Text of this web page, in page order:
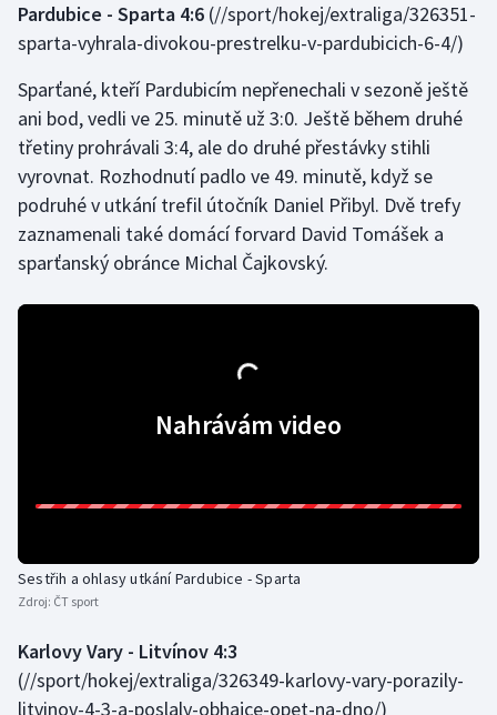
Olympijské hry
Parasport
Plavání
Plážový volejbal
Ragby
Rychlobruslení
Stolní tenis
Triatlon
Vodní slalom
Pardubice - Sparta 4:6 (//sport/hokej/extraliga/326351-
sparta-vyhrala-divokou-prestrelku-v-pardubicich-6-4/)
Sparťané, kteří Pardubicím nepřenechali v sezoně ještě
ani bod, vedli ve 25. minutě už 3:0. Ještě během druhé
třetiny prohrávali 3:4, ale do druhé přestávky stihli
vyrovnat. Rozhodnutí padlo ve 49. minutě, když se
podruhé v utkání trefil útočník Daniel Přibyl. Dvě trefy
zaznamenali také domácí forvard David Tomášek a
sparťanský obránce Michal Čajkovský.
Nahrávám video
Sestřih a ohlasy utkání Pardubice - Sparta
Zdroj: ČT sport
Karlovy Vary - Litvínov 4:3
(//sport/hokej/extraliga/326349-karlovy-vary-porazily-
litvinov-4-3-a-poslaly-obhajce-opet-na-dno/)